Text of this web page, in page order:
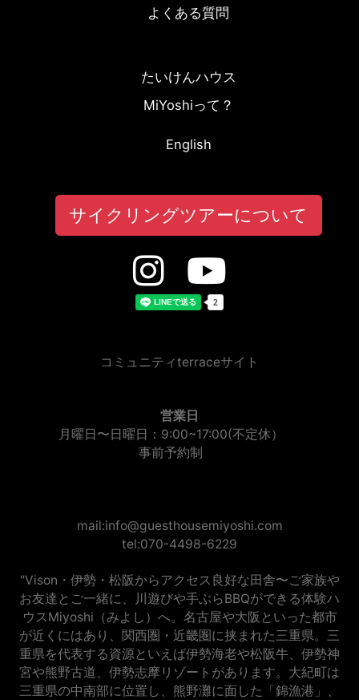
よくある質問
たいけんハウス
MiYoshiって？
English
サイクリングツアーについて
コミュニティterraceサイト
営業日
月曜日〜日曜日：9:00~17:00(不定休）
事前予約制
mail:info@guesthousemiyoshi.com
tel:070-4498-6229
"Vison・伊勢・松阪からアクセス良好な田舎〜ご家族や
お友達とご一緒に、川遊びや手ぶらBBQができる体験ハ
ウスMiyoshi（みよし）へ。名古屋や大阪といった都市
が近くにはあり、関西圏・近畿圏に挟まれた三重県。三
重県を代表する資源といえば伊勢海老や松阪牛、伊勢神
宮や熊野古道、伊勢志摩リゾートがあります。大紀町は
三重県の中南部に位置し、熊野灘に面した「錦漁港」、